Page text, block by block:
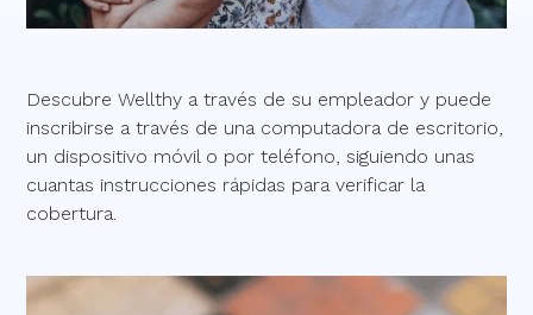
Descubre Wellthy a través de su empleador y puede
inscribirse a través de una computadora de escritorio,
un dispositivo móvil o por teléfono, siguiendo unas
cuantas instrucciones rápidas para verificar la
cobertura.